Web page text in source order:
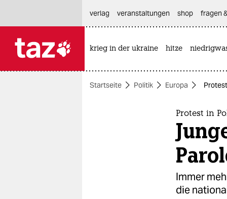
themen
verlag
veranstaltungen shop fragen
krieg in der ukraine hitze
Startseite Politik Europa
Protest in
Immer
die